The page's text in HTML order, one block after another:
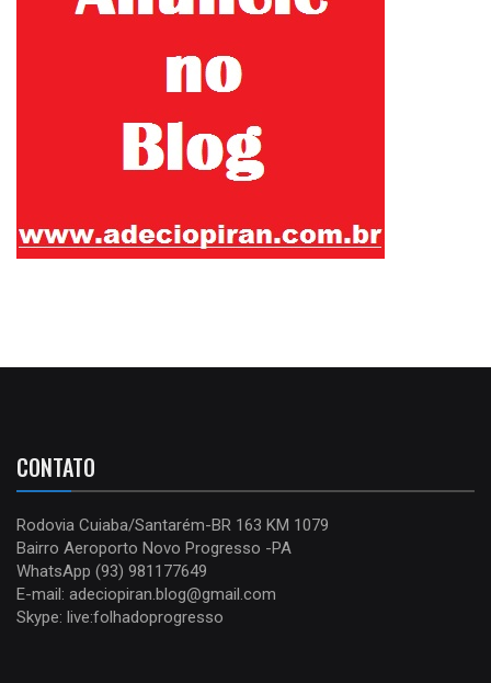
CONTATO
Rodovia Cuiaba/Santarém-BR 163 KM 1079
Bairro Aeroporto Novo Progresso -PA
WhatsApp (93) 981177649
E-mail: adeciopiran.blog@gmail.com
Skype: live:folhadoprogresso